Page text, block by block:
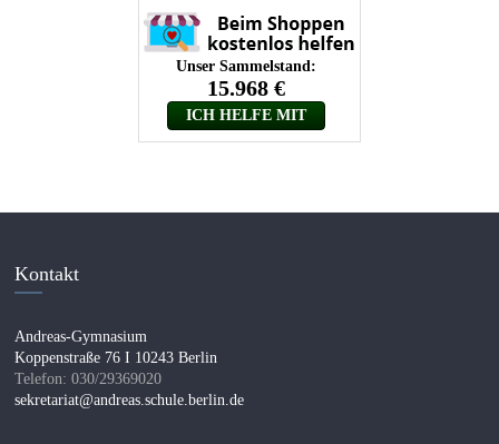
Kontakt
Andreas-Gymnasium
Koppenstraße 76 I 10243 Berlin
Telefon: 030/29369020
sekretariat@andreas.schule.berlin.de